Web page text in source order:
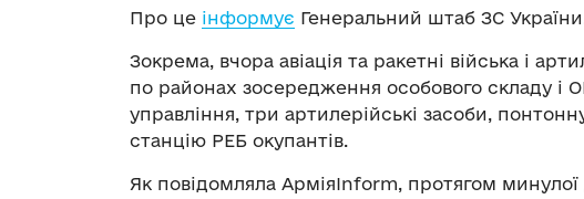
Про це інформує Генеральний штаб ЗС
Зокрема, вчора авіація та ракетні війська і
по районах зосередження особового складу і
управління, три артилерійські засоби,
станцію РЕБ окупантів.
Як повідомляла АрміяInform, протягом минулої